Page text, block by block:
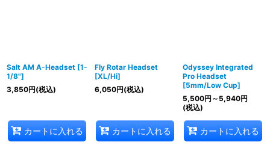
Salt AM A-Headset [1-
1/8"]
3,850円(税込)
カートに入れる
Fly Rotar Headset
[XL/Hi]
6,050円(税込)
カートに入れる
Odyssey Integrated
Pro Headset
[5mm/Low Cup]
5,500円 ～5,940円
(税込)
カートに入れる